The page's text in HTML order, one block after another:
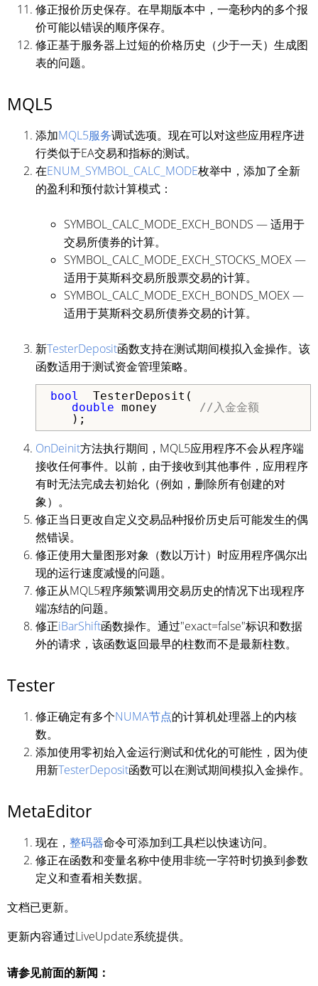
修正报价历史保存。在早期版本中，一毫秒内的多个报
价可能以错误的顺序保存。
修正基于服务器上过短的价格历史（少于一天）生成图
表的问题。
MQL5
添加MQL5服务调试选项。现在可以对这些应用程序进
行类似于EA交易和指标的测试。
在ENUM_SYMBOL_CALC_MODE枚举中，添加了全新
的盈利和预付款计算模式：
SYMBOL_CALC_MODE_EXCH_BONDS — 适用于
交易所债券的计算。
SYMBOL_CALC_MODE_EXCH_STOCKS_MOEX —
适用于莫斯科交易所股票交易的计算。
SYMBOL_CALC_MODE_EXCH_BONDS_MOEX —
适用于莫斯科交易所债券交易的计算。
新TesterDeposit函数支持在测试期间模拟入金操作。该
函数适用于测试资金管理策略。
bool
TesterDeposit(
double money
//入金金额
);
OnDeinit方法执行期间，MQL5应用程序不会从程序端
接收任何事件。以前，由于接收到其他事件，应用程序
有时无法完成去初始化（例如，删除所有创建的对
象）。
修正当日更改自定义交易品种报价历史后可能发生的偶
然错误。
修正使用大量图形对象（数以万计）时应用程序偶尔出
现的运行速度减慢的问题。
修正从MQL5程序频繁调用交易历史的情况下出现程序
端冻结的问题。
修正iBarShift函数操作。通过"exact=false"标识和数据
外的请求，该函数返回最早的柱数而不是最新柱数。
Tester
修正确定有多个NUMA节点的计算机处理器上的内核
数。
添加使用零初始入金运行测试和优化的可能性，因为使
用新TesterDeposit函数可以在测试期间模拟入金操作。
MetaEditor
现在， 整码器命令可添加到工具栏以快速访问。
修正在函数和变量名称中使用非统一字符时切换到参数
定义和查看相关数据。
文档已更新。
更新内容通过LiveUpdate系统提供。
请参见前面的新闻：